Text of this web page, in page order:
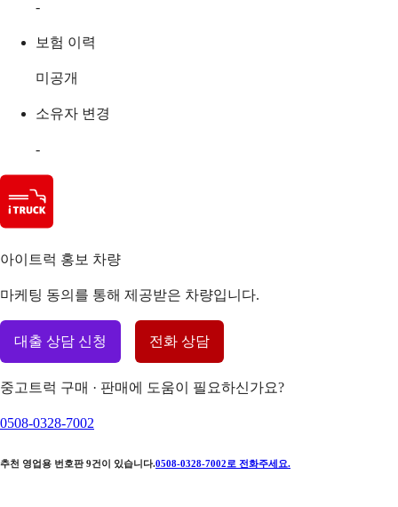
-
보험 이력
미공개
소유자 변경
-
아이트럭 홍보 차량
마케팅 동의를 통해 제공받은 차량입니다.
대출 상담 신청 전화 상담
중고트럭 구매 · 판매에 도움이 필요하신가요?
0508-0328-7002
추천 영업용 번호판 9건이 있습니다.0508-0328-7002 로 전화주세요.